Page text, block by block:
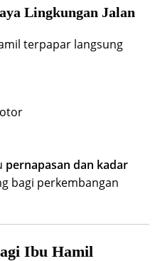
Lingkungan Jalan
terpapar langsung
pernapasan dan kadar
bagi perkembangan
Ibu Hamil